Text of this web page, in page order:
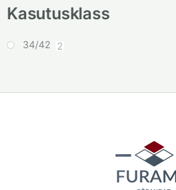
Kasutusklass
34/42 2